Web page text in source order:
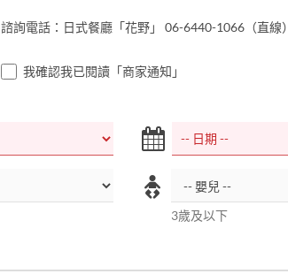
諮詢電話：日式餐廳「花野」 06-6440-1066（直線）
我確認我已閱讀「商家通知」
3歲及以下